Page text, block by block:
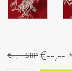
€--,-- SRP €--,--